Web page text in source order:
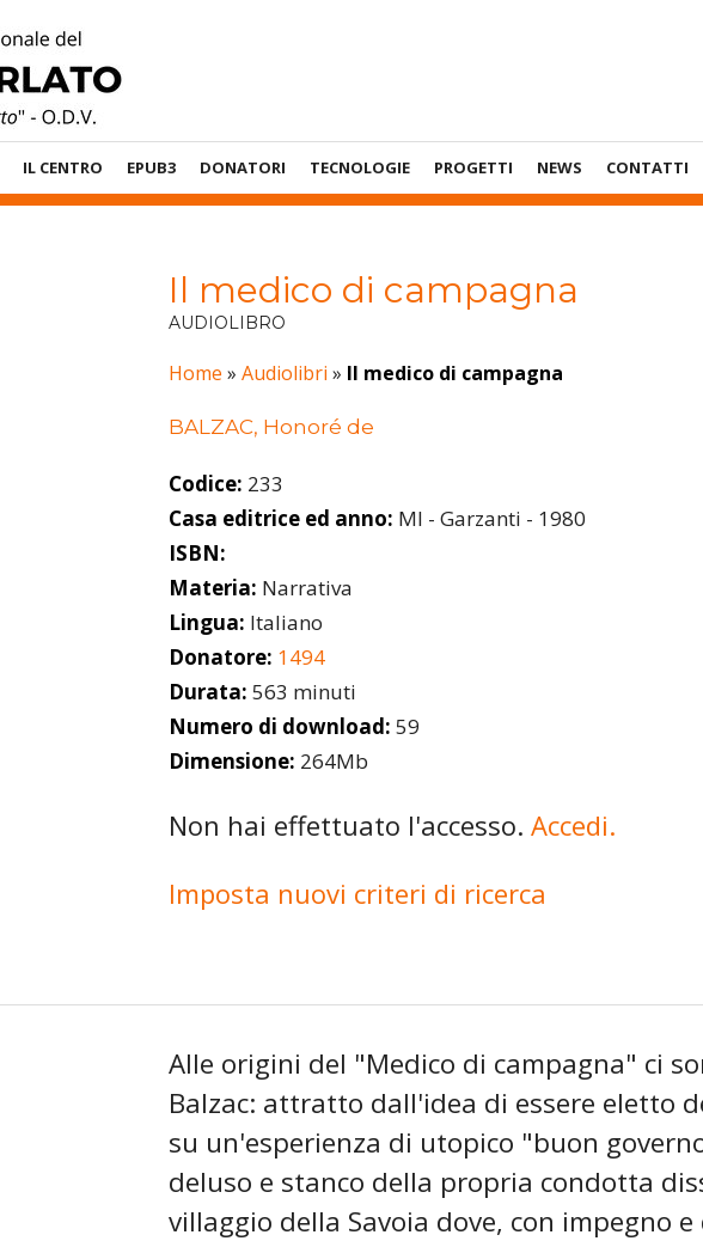
IL CENTRO EPUB3 DONATORI TECNOLOGIE PROGETTI NEWS CONTATTI
Il medico di campagna
AUDIOLIBRO
Home » Audiolibri » Il medico di campagna
BALZAC, Honoré de
Codice: 233
Casa editrice ed anno: MI - Garzanti - 1980
ISBN:
Materia: Narrativa
Lingua: Italiano
Donatore: 1494
Durata: 563 minuti
Numero di download: 59
Dimensione: 264Mb
Non hai effettuato l'accesso. Accedi.
Imposta nuovi criteri di ricerca
Alle origini del "Medico di campagna" ci
Balzac: attratto dall'idea di essere eletto
su un'esperienza di utopico "buon
deluso e stanco della propria condotta
villaggio della Savoia dove, con impegno